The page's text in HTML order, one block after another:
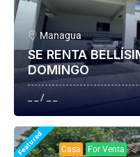
Managua
SE RENTA
DOMINGO
_ _ / _ _
Featured Casa For Venta